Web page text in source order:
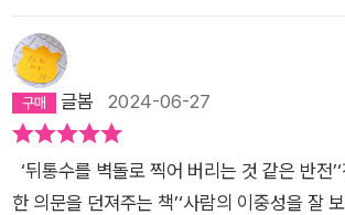
르지 않은 상황이다. 등교하지 못하도록 피켓
다. 타인의 말과 행동들이 날카롭게 전개된다.
사회는 여전히 주연을 힘들게 한다. 주연의 어
않는다. 그리고 죽은 서은이를 보기 시작하면
글봄 2024-06-27
한 의문을 던져주는 책’‘사람의 이중성을 잘